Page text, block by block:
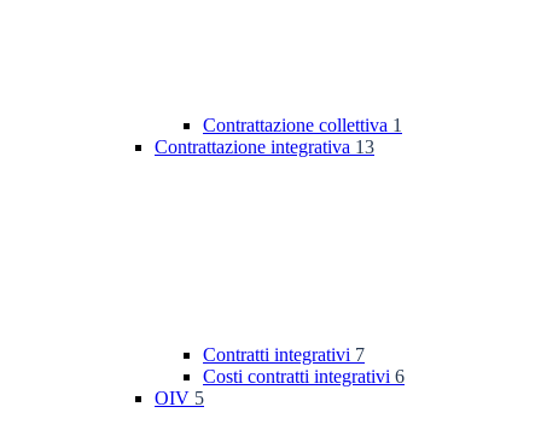
Contrattazione collettiva 1
Contrattazione integrativa 13
Contratti integrativi 7
Costi contratti integrativi 6
OIV 5